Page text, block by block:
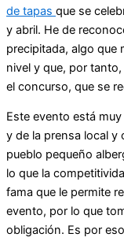
de tapas que se
y abril. He de
precipitada, algo que
nivel y que, por
el concurso, que se
Este evento está
y de la prensa local y
pueblo pequeño
lo que la
fama que le permite
evento, por lo que
obligación. Es por